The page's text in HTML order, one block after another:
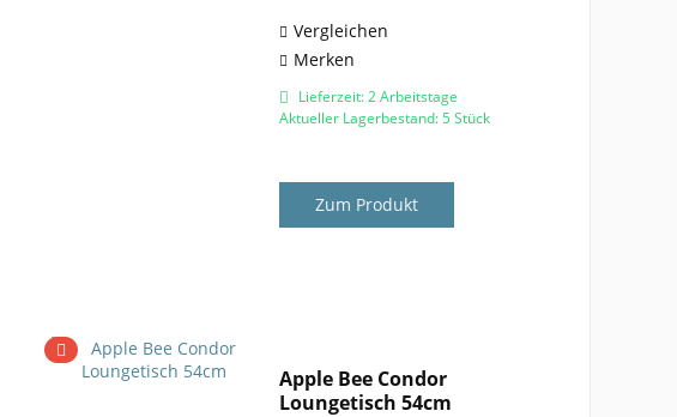
Vergleichen
Merken
Lieferzeit: 2 Arbeitstage
Aktueller Lagerbestand: 5 Stück
Zum Produkt
Apple Bee Condor
Loungetisch 54cm